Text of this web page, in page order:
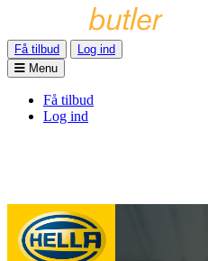
Få tilbud
Log ind
Menu
Få tilbud
Log ind